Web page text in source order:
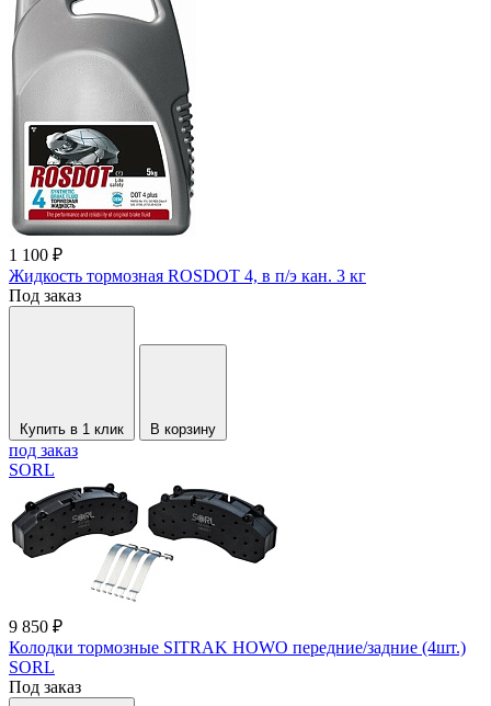
1 100 ₽
Жидкость тормозная ROSDOT 4, в п/э кан. 3 кг
Под заказ
Купить в 1 клик В корзину
под заказ
SORL
9 850 ₽
Колодки тормозные SITRAK HOWO передние/задние (4шт.)
SORL
Под заказ